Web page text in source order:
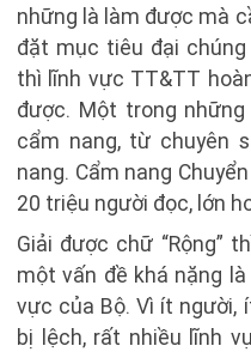
những là làm được mà
đặt mục tiêu đại chúng
thì lĩnh vực TT&TT
được. Một trong
cẩm nang, từ chuyên
nang. Cẩm nang
20 triệu người đọc, lớn
Giải được chữ “Rộng”
một vấn đề khá nặng
vực của Bộ. Vì ít người,
bị lệch, rất nhiều lĩnh